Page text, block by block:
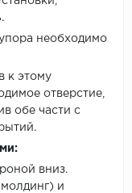
необходимо
к этому
отверстие,
обе части с
вниз.
и